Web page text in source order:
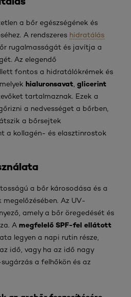
a bőr egészségének és
A rendszeres hidratálás
rugalmasságát és javítja a
Az elegendő
fontos a hidratálókrémek és
hialuronsavat glicerint
tartalmaznak. Ezek a
a nedvességet a bőrben,
a bőrsejtek
a kollagén- és elasztinrostok
a bőr károsodása és a
megelőzésében. Az UV-
amely a bőr öregedését és
A megfelelő SPF-fel ellátott
legyen a napi rutin része,
idő, vagy ha az idő nagy
a felhőkön és az